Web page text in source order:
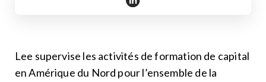
https://www.linkedin.com/in/
Lee supervise les activités de formation de capital
en Amérique du Nord pour l’ensemble de la